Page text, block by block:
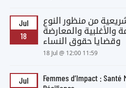
Jul
18
من منظور النوع
والأغلبية والمعارضة
وقضايا حقوق النساء
18 Jul @ 12:00 11:59
Jul
Femmes d’Impact :